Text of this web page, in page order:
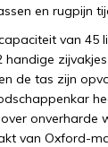
en rugpijn
van 45
de tas zijn
onverharde
van Oxford-